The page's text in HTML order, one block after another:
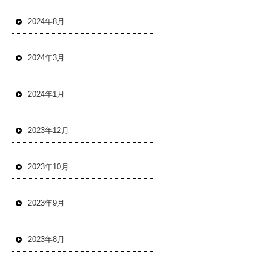
2024年8月
2024年3月
2024年1月
2023年12月
2023年10月
2023年9月
2023年8月